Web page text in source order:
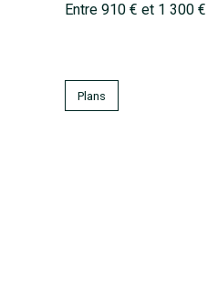
Entre 910 € et 1 300 €
Plans